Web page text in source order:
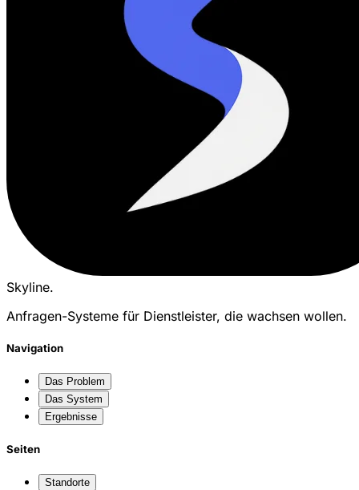
Skyline.
Anfragen-Systeme für Dienstleister, die wachsen wollen.
Navigation
Das Problem
Das System
Ergebnisse
Seiten
Standorte